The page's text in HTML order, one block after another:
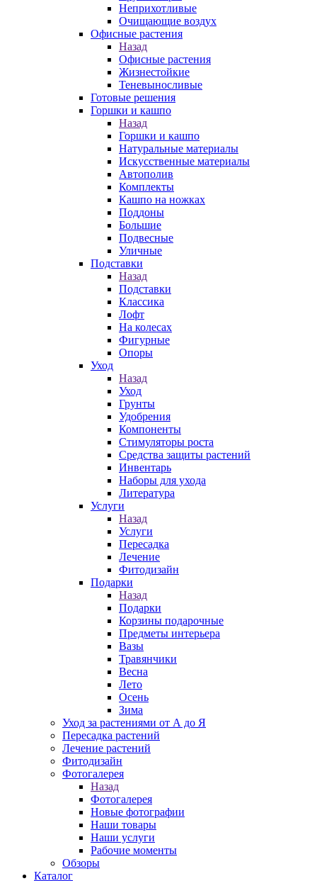
Неприхотливые
Очищающие воздух
Офисные растения
Назад
Офисные растения
Жизнестойкие
Теневыносливые
Готовые решения
Горшки и кашпо
Назад
Горшки и кашпо
Натуральные материалы
Искусственные материалы
Автополив
Комплекты
Кашпо на ножках
Поддоны
Большие
Подвесные
Уличные
Подставки
Назад
Подставки
Классика
Лофт
На колесах
Фигурные
Опоры
Уход
Назад
Уход
Грунты
Удобрения
Компоненты
Стимуляторы роста
Средства защиты растений
Инвентарь
Наборы для ухода
Литература
Услуги
Назад
Услуги
Пересадка
Лечение
Фитодизайн
Подарки
Назад
Подарки
Корзины подарочные
Предметы интерьера
Вазы
Травянчики
Весна
Лето
Осень
Зима
Уход за растениями от А до Я
Пересадка растений
Лечение растений
Фитодизайн
Фотогалерея
Назад
Фотогалерея
Новые фотографии
Наши товары
Наши услуги
Рабочие моменты
Обзоры
Каталог